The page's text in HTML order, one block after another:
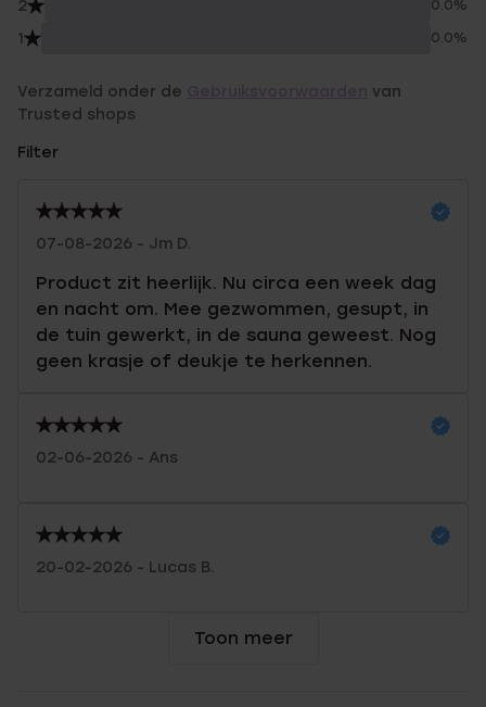
2 0.0%
1 0.0%
Verzameld onder de
van
Trusted shops
Filter
07-08-2026 - Jm D.
Product zit heerlijk. Nu circa een week dag
en nacht om. Mee gezwommen, gesupt, in
de tuin gewerkt, in de sauna geweest. Nog
geen krasje of deukje te herkennen.
02-06-2026 - Ans
20-02-2026 - Lucas B.
Toon meer